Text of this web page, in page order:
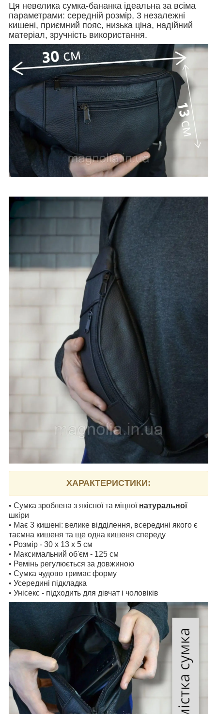
Ця невелика сумка-бананка ідеальна за всіма
параметрами: середній розмір, 3 незалежні
кишені, приємний пояс, низька ціна, надійний
матеріал, зручність використання.
ХАРАКТЕРИСТИКИ:
• Сумка зроблена з якісної та міцної натуральної
шкіри
• Має 3 кишені: велике відділення, всередині якого є
таємна кишеня та ще одна кишеня спереду
• Розмір - 30 x 13 x 5 см
• Максимальний об'єм - 125 см
• Ремінь регулюється за довжиною
• Сумка чудово тримає форму
• Усередині підкладка
• Унісекс - підходить для дівчат і чоловіків